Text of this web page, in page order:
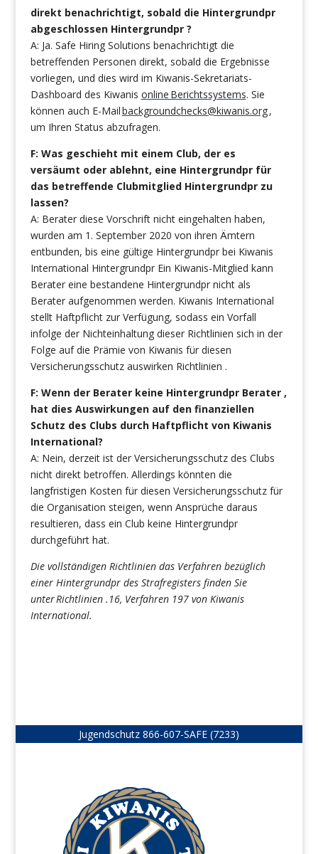
direkt benachrichtigt, sobald die Hintergrundpr
abgeschlossen Hintergrundpr ?
A: Ja. Safe Hiring Solutions benachrichtigt die
betreffenden Personen direkt, sobald die Ergebnisse
vorliegen, und dies wird im Kiwanis-Sekretariats-
Dashboard des Kiwanis online Berichtssystems. Sie
können auch E-Mailbackgroundchecks@kiwanis.org,
um Ihren Status abzufragen.
F: Was geschieht mit einem Club, der es
versäumt oder ablehnt, eine Hintergrundpr für
das betreffende Clubmitglied Hintergrundpr zu
lassen?
A: Berater diese Vorschrift nicht eingehalten haben,
wurden am 1. September 2020 von ihren Ämtern
entbunden, bis eine gültige Hintergrundpr bei Kiwanis
International Hintergrundpr Ein Kiwanis-Mitglied kann
Berater eine bestandene Hintergrundpr nicht als
Berater aufgenommen werden. Kiwanis International
stellt Haftpflicht zur Verfügung, sodass ein Vorfall
infolge der Nichteinhaltung dieser Richtlinien sich in der
Folge auf die Prämie von Kiwanis für diesen
Versicherungsschutz auswirken Richtlinien .
F: Wenn der Berater keine Hintergrundpr Berater ,
hat dies Auswirkungen auf den finanziellen
Schutz des Clubs durch Haftpflicht von Kiwanis
International?
A: Nein, derzeit ist der Versicherungsschutz des Clubs
nicht direkt betroffen. Allerdings könnten die
langfristigen Kosten für diesen Versicherungsschutz für
die Organisation steigen, wenn Ansprüche daraus
resultieren, dass ein Club keine Hintergrundpr
durchgeführt hat.
Die vollständigen Richtlinien das Verfahren bezüglich
einer Hintergrundpr des Strafregisters finden Sie
unterRichtlinien .16, Verfahren 197 von Kiwanis
International.
Jugendschutz 866-607-SAFE (7233)